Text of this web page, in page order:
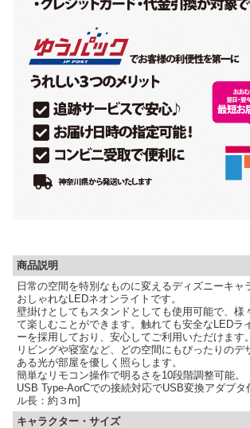
商品説明
日常の空間を特別なものに変えるディズニーキャ
おしゃれなLEDネオンライトです。
壁掛けとしてもスタンドとしても使用可能で、様
て楽しむことができます。触れても安全なLEDラ
ーを採用しており、安心してご利用いただけます。
リビングや寝室など、どの空間にもぴったりのデ
ある光が部屋を優しく照らします。
簡単なリモコン操作で明るさを10段階調整可能。
USB Type-AorCでの接続対応でUSB変換アダプ
ル長：約３m]
キャラクター・サイズ